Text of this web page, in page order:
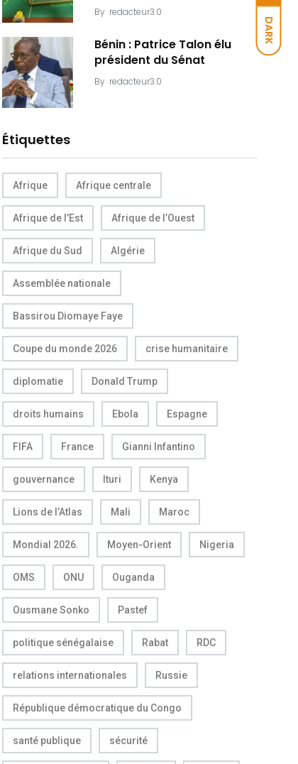
DARK
By redacteur3.0
Bénin : Patrice Talon élu
président du Sénat
By redacteur3.0
Étiquettes
Afrique Afrique centrale
Afrique de l’Est Afrique de l’Ouest
Afrique du Sud Algérie
Assemblée nationale
Bassirou Diomaye Faye
Coupe du monde 2026 crise humanitaire
diplomatie Donald Trump
droits humains Ebola Espagne
FIFA France Gianni Infantino
gouvernance Ituri Kenya
Lions de l’Atlas Mali Maroc
Mondial 2026. Moyen-Orient Nigeria
OMS ONU Ouganda
Ousmane Sonko Pastef
politique sénégalaise Rabat RDC
relations internationales Russie
République démocratique du Congo
santé publique sécurité